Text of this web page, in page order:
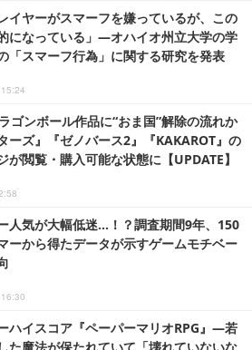
イヤーがスマーフを嫌っているが、この
になっている」―オハイオ州立大学の学
「スマーフ行為」に関する研究を発表
ゴンボール作品に“おま国”解除の流れか
ーズ』『ゼノバース2』『KAKAROT』の
が閲覧・購入可能な状態に【UPDATE】
人気が大幅低迷…！？調査期間9年、150
ーから得たデータが示すゲームモチベー
ハイスコア『ペーパーマリオRPG』―若